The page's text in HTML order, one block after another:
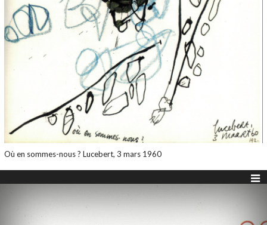
Où en sommes-nous ? Lucebert, 3 mars 1960